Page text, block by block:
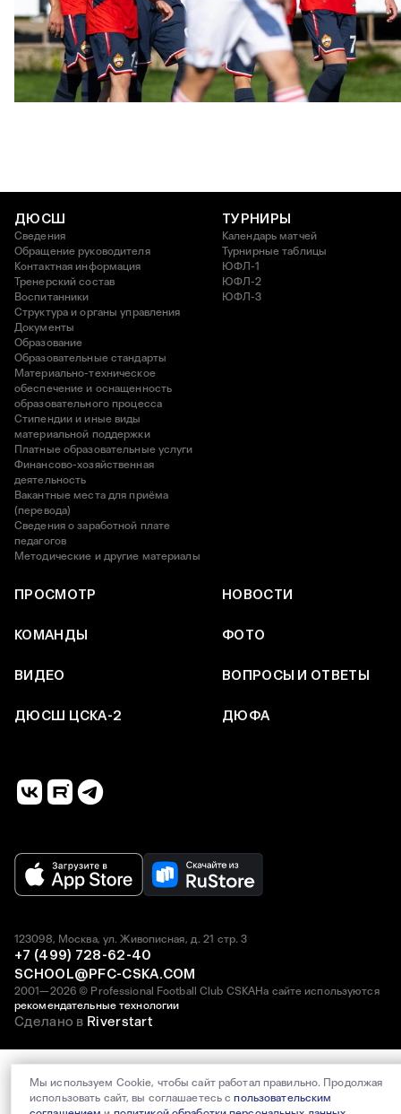
ЮФЛ: Московское дерби на «Октябре»
3 АВГУСТА 2026 14:15
ДЮСШ
Сведения
Обращение руководителя
Контактная информация
Тренерский состав
Воспитанники
Структура и органы управления
Документы
Образование
Образовательные стандарты
Материально-техническое
обеспечение и оснащенность
образовательного процесса
Стипендии и иные виды
материальной поддержки
Платные образовательные услуги
Финансово-хозяйственная
деятельность
Вакантные места для приёма
(перевода)
Сведения о заработной плате
педагогов
Методические и другие материалы
ТУРНИРЫ
Календарь матчей
Турнирные таблицы
ЮФЛ-1
ЮФЛ-2
ЮФЛ-3
ПРОСМОТР НОВОСТИ
КОМАНДЫ ФОТО
ВИДЕО ВОПРОСЫ И ОТВЕТЫ
ДЮСШ ЦСКА-2 ДЮФА
2001—2026 © Professional Football Club CSKAНа сайте используются
рекомендательные технологии
123098, Москва, ул. Живописная, д. 21 стр. 3
+7 (499) 728-62-40
SCHOOL@PFC-CSKA.COM
Сделано в Riverstart
Мы используем Cookie, чтобы сайт работал правильно. Продолжая
использовать сайт, вы соглашаетесь спользовательским